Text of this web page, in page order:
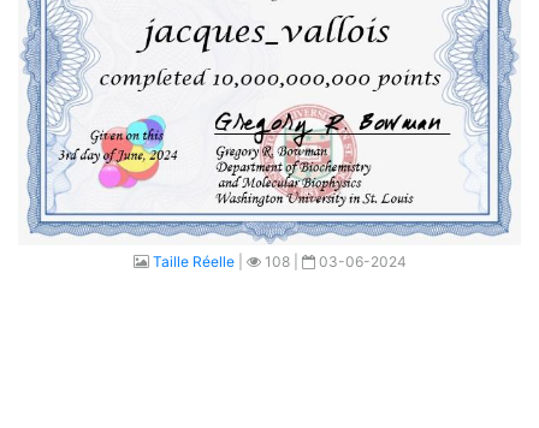
Taille Réelle| 108 | 03-06-2024